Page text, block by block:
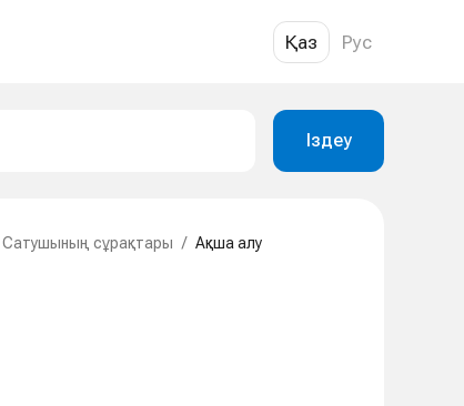
Қаз Рус
Іздеу
Сатушының сұрақтары / Ақша алу